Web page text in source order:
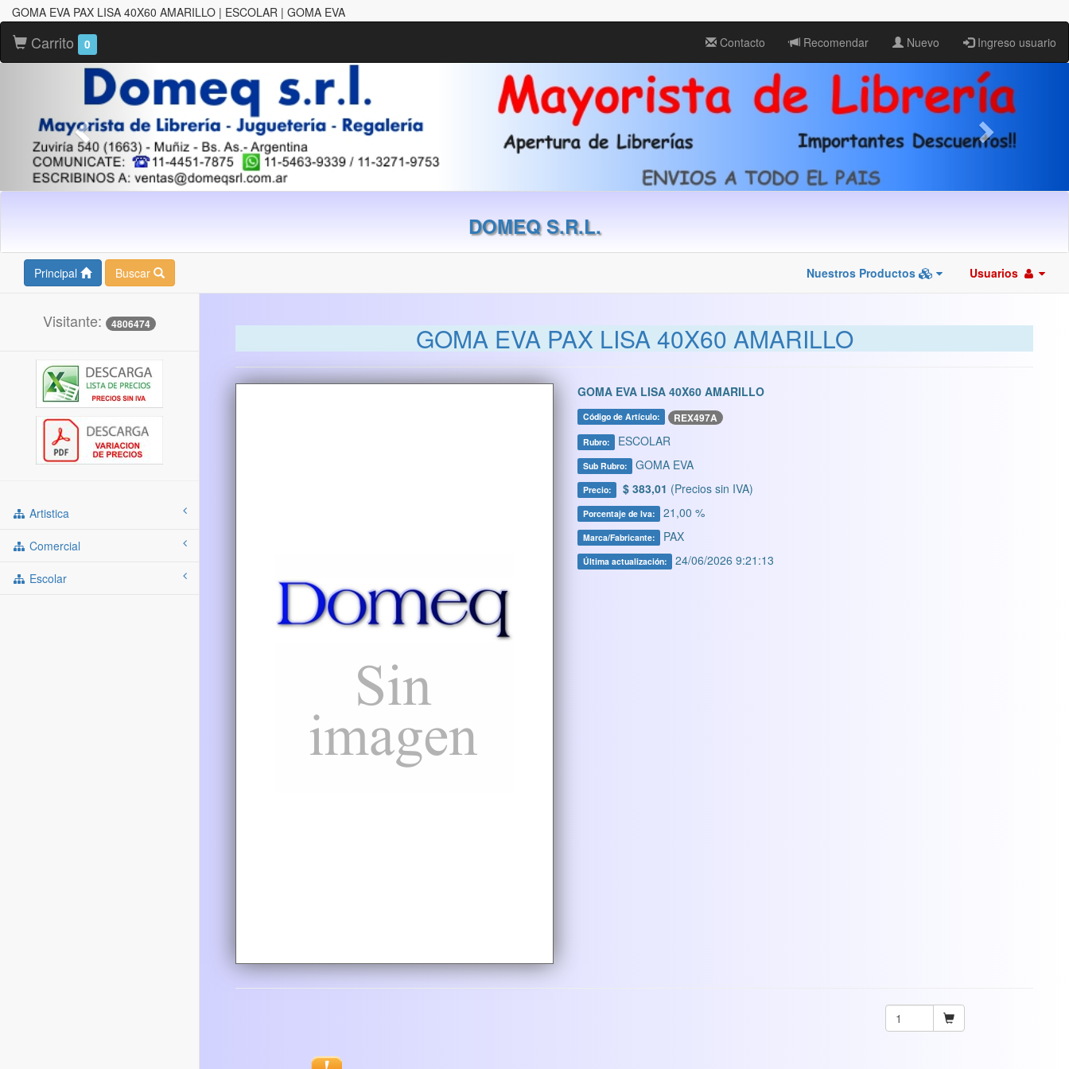
GOMA EVA PAX LISA 40X60 AMARILLO | ESCOLAR | GOMA EVA
Carrito 0 Contacto Recomendar Nuevo Ingreso usuario
DOMEQ S.R.L.
Principal Buscar Nuestros Productos Usuarios
Visitante: 4806474
Artistica
Comercial
Escolar
GOMA EVA PAX LISA 40X60 AMARILLO
GOMA EVA LISA 40X60 AMARILLO
Código de Artículo: REX497A
Rubro: ESCOLAR
Sub Rubro: GOMA EVA
Precio: $ 383,01 (Precios sin IVA)
Porcentaje de Iva: 21,00 %
Marca/Fabricante: PAX
Última actualización: 24/06/2026 9:21:13